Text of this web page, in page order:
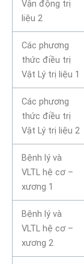
Vận động trị
liệu 2
Các phương
thức điều trị
Vật Lý trị liệu 1
Các phương
thức điều trị
Vật Lý trị liệu 2
Bệnh lý và
VLTL hệ cơ –
xương 1
Bệnh lý và
VLTL hệ cơ –
xương 2